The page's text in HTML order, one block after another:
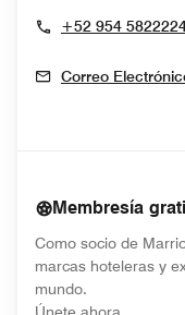
+52 954
Correo
Membresía
Como socio de
marcas hoteleras y
mundo.